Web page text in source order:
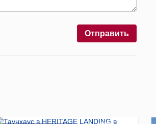
Отправить